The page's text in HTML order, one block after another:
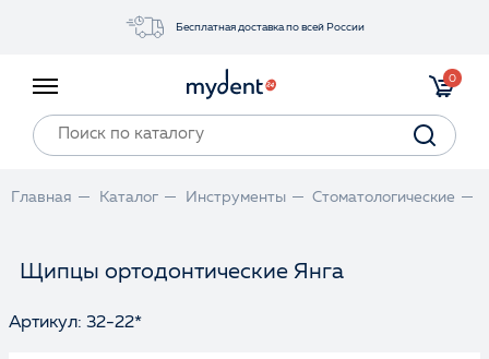
Бесплатная доставка по всей России
0
Главная Каталог Инструменты Стоматологические
Щипцы ортодонтические Янга
Артикул: 32-22*